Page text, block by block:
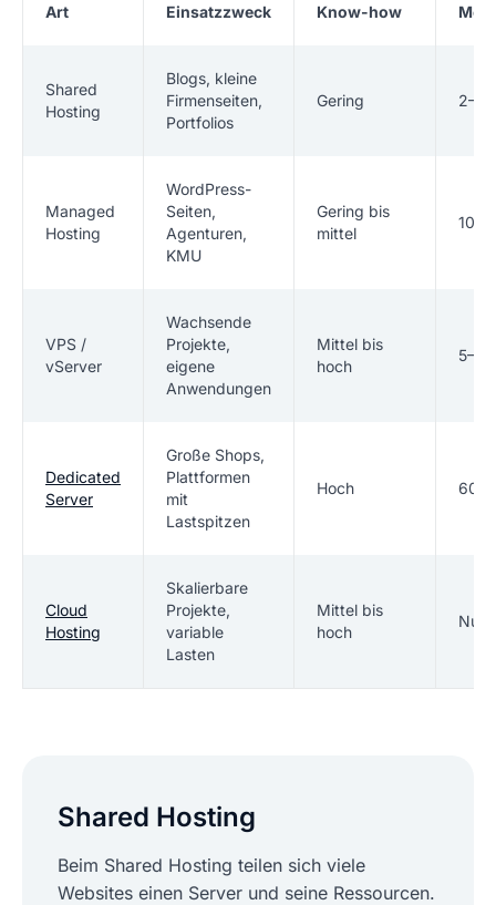
Art
Einsatzzweck
Know-how
Shared
Hosting
Blogs, kleine
Firmenseiten,
Portfolios
Gering
Managed
Hosting
WordPress-
Seiten,
Agenturen,
KMU
Gering bis
mittel
VPS /
vServer
Wachsende
Projekte,
eigene
Anwendungen
Mittel bis
hoch
Dedicated
Server
Große Shops,
Plattformen
mit
Lastspitzen
Hoch
Cloud
Hosting
Skalierbare
Projekte,
variable
Lasten
Mittel bis
hoch
Shared Hosting
Beim Shared Hosting teilen sich viele
Websites einen Server und seine Ressourcen.